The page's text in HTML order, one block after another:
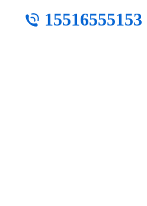
15516555153